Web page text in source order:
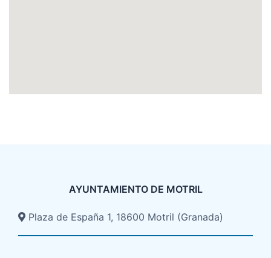
AYUNTAMIENTO DE MOTRIL
Plaza de España 1, 18600 Motril (Granada)​